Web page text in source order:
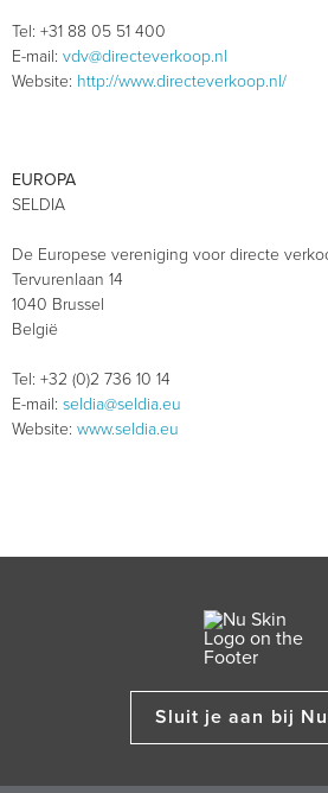
Tel: +31 88 05 51 400
E-mail: vdv@directeverkoop.nl
Website: http://www.directeverkoop.nl/
EUROPA
SELDIA
De Europese vereniging voor directe
Tervurenlaan 14
1040 Brussel
België
Tel: +32 (0)2 736 10 14
E-mail: seldia@seldia.eu
Website: www.seldia.eu
Sluit je aan bij